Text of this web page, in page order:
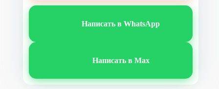
Написать в WhatsApp
Написать в Max